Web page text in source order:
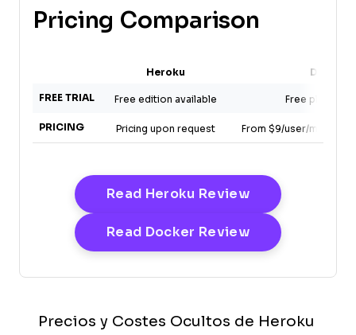
Pricing Comparison
Heroku Docker
FREE TRIAL Free edition available Free plan
PRICING Pricing upon request From $9/user/month
Read Heroku ReviewOpens New
Read Docker ReviewOpens New
Precios y Costes Ocultos de Heroku